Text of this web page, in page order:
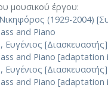
μουσικού έργου:
(1929-2004)
and Piano
Ευγένιος
and Piano [adaptation
Ευγένιος
and Piano [adaptation